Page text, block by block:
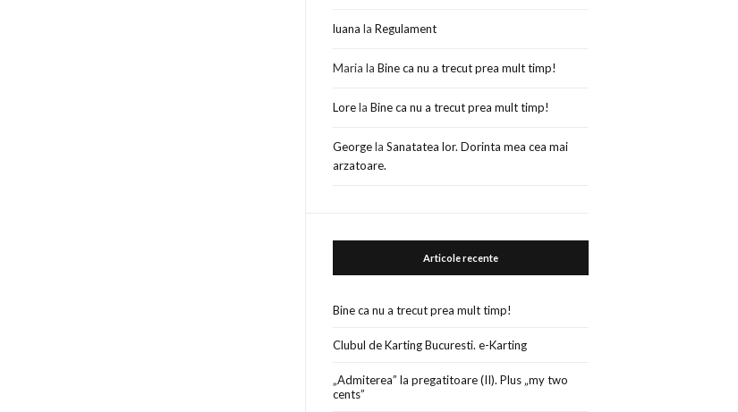
luana laRegulament
Maria laBine ca nu a trecut prea mult timp!
LorelaBine ca nu a trecut prea mult timp!
GeorgelaSanatatea lor. Dorinta mea cea mai
arzatoare.
Articole recente
Bine ca nu a trecut prea mult timp!
Clubul de Karting Bucuresti. e-Karting
„Admiterea” la pregatitoare (II). Plus „my two
cents”